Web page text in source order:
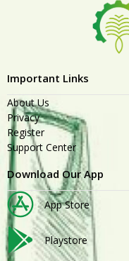
Important Links
About Us
Privacy
Register
Support Center
Download Our App
App Store
Playstore